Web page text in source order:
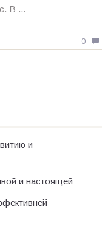
В ...
0
и
и настоящей